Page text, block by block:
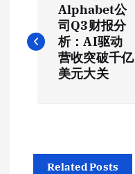
章
Alphabet公
司Q3财报分
析：AI驱动
营收突破千亿
美元大关
Related Posts